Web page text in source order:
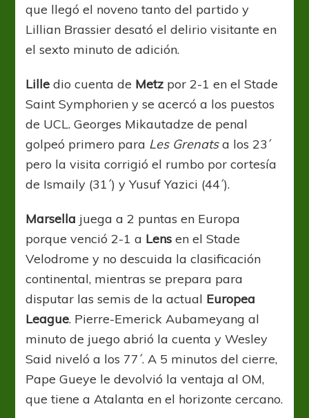
que llegó el noveno tanto del partido y
Lillian Brassier desató el delirio visitante en
el sexto minuto de adición.
Lilledio cuenta de Metz por 2-1 en el Stade
Saint Symphorien y se acercó a los puestos
de UCL. Georges Mikautadze de penal
golpeó primero para Les Grenatsa los 23´
pero la visita corrigió el rumbo por cortesía
de Ismaily (31´) y Yusuf Yazici (44´).
Marsella juega a 2 puntas en Europa
porque venció 2-1 a Lens en el Stade
Velodrome y no descuida la clasificación
continental, mientras se prepara para
disputar las semis de la actual Europea
League. Pierre-Emerick Aubameyang al
minuto de juego abrió la cuenta y Wesley
Said niveló a los 77´. A 5 minutos del cierre,
Pape Gueye le devolvió la ventaja al OM,
que tiene a Atalanta en el horizonte cercano.